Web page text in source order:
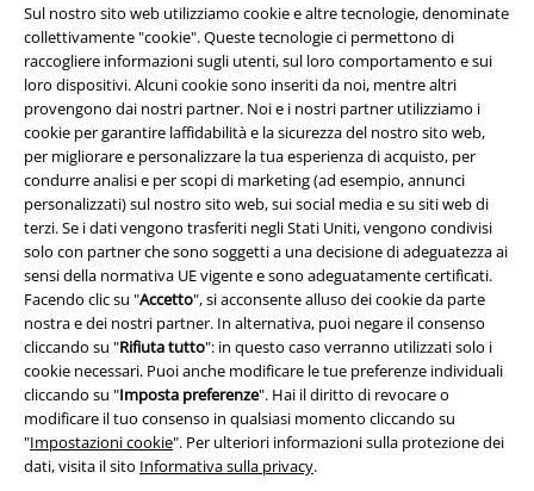
Sul nostro sito web utilizziamo cookie e altre tecnologie, denominate
collettivamente "cookie". Queste tecnologie ci permettono di
raccogliere informazioni sugli utenti, sul loro comportamento e sui
loro dispositivi. Alcuni cookie sono inseriti da noi, mentre altri
provengono dai nostri partner. Noi e i nostri partner utilizziamo i
cookie per garantire laffidabilità e la sicurezza del nostro sito web,
per migliorare e personalizzare la tua esperienza di acquisto, per
condurre analisi e per scopi di marketing (ad esempio, annunci
personalizzati) sul nostro sito web, sui social media e su siti web di
terzi. Se i dati vengono trasferiti negli Stati Uniti, vengono condivisi
solo con partner che sono soggetti a una decisione di adeguatezza ai
sensi della normativa UE vigente e sono adeguatamente certificati.
Facendo clic su "Accetto", si acconsente alluso dei cookie da parte
nostra e dei nostri partner. In alternativa, puoi negare il consenso
cliccando su "Rifiuta tutto": in questo caso verranno utilizzati solo i
cookie necessari. Puoi anche modificare le tue preferenze individuali
cliccando su "Imposta preferenze". Hai il diritto di revocare o
modificare il tuo consenso in qualsiasi momento cliccando su
"Impostazioni cookie". Per ulteriori informazioni sulla protezione dei
dati, visita il sito Informativa sulla privacy.
Info legali
Termini & Condizioni
Redazione
Legge sulla Privacy
Smaltimento rifiuti e protezione dell’ambiente
Dichiarazione di Conformità